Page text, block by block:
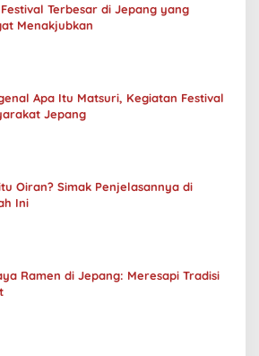
Terbesar di Jepang yang
Menakjubkan
Apa Itu Matsuri, Kegiatan Festival
Jepang
Oiran? Simak Penjelasannya di
Ini
Ramen di Jepang: Meresapi Tradisi